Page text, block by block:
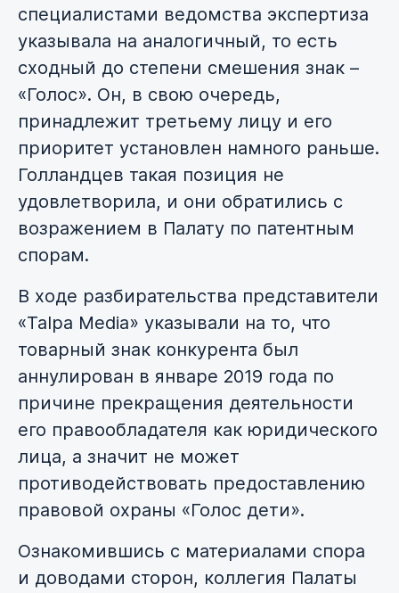
специалистами ведомства экспертиза
указывала на аналогичный, то есть
сходный до степени смешения знак –
«Голос». Он, в свою очередь,
принадлежит третьему лицу и его
приоритет установлен намного раньше.
Голландцев такая позиция не
удовлетворила, и они обратились с
возражением в Палату по патентным
спорам.
В ходе разбирательства представители
«Talpa Media» указывали на то, что
товарный знак конкурента был
аннулирован в январе 2019 года по
причине прекращения деятельности
его правообладателя как юридического
лица, а значит не может
противодействовать предоставлению
правовой охраны «Голос дети».
Ознакомившись с материалами спора
и доводами сторон, коллегия Палаты